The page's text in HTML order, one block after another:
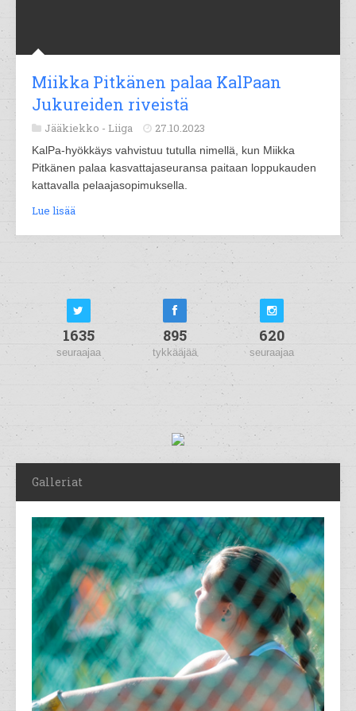
Miikka Pitkänen palaa KalPaan
Jukureiden riveistä
Jääkiekko - Liiga 27.10.2023
KalPa-hyökkäys vahvistuu tutulla nimellä, kun Miikka
Pitkänen palaa kasvattajaseuransa paitaan loppukauden
kattavalla pelaajasopimuksella.
Lue lisää
1635
seuraajaa
895
tykkääjää
620
seuraajaa
Galleriat